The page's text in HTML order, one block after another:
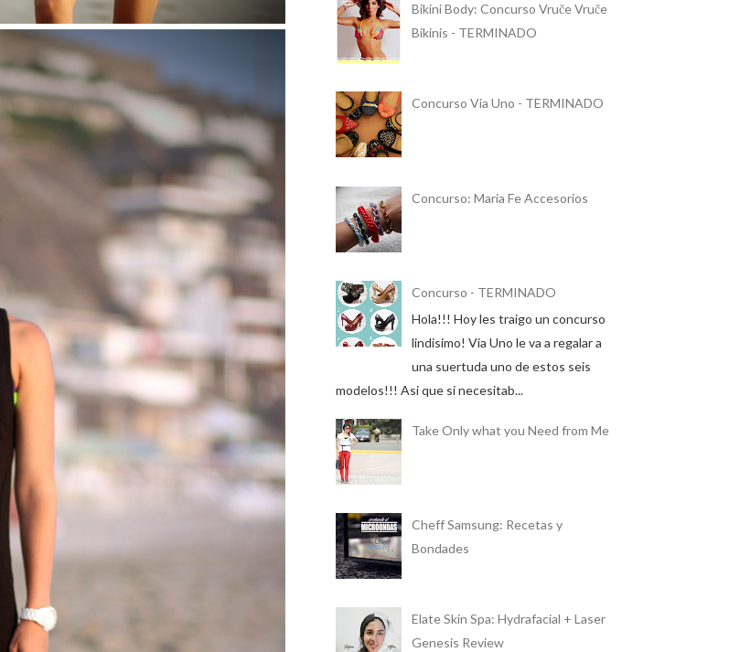
Bikini Body: Concurso Vruče Vruče
Bikinis - TERMINADO
Concurso Via Uno - TERMINADO
Concurso: Maria Fe Accesorios
Concurso - TERMINADO
Hola!!! Hoy les traigo un concurso
lindisimo! Via Uno le va a regalar a
una suertuda uno de estos seis
modelos!!! Asi que si necesitab...
Take Only what you Need from Me
Cheff Samsung: Recetas y
Bondades
Elate Skin Spa: Hydrafacial + Laser
Genesis Review